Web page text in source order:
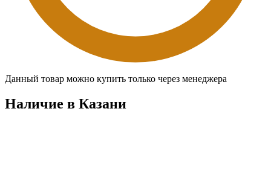
Данный товар можно купить только через менеджера
Наличие в Казани